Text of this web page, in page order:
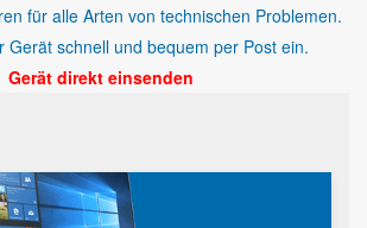
für alle Arten von technischen Problemen.
Gerät schnell und bequem per Post ein.
Gerät direkt einsenden